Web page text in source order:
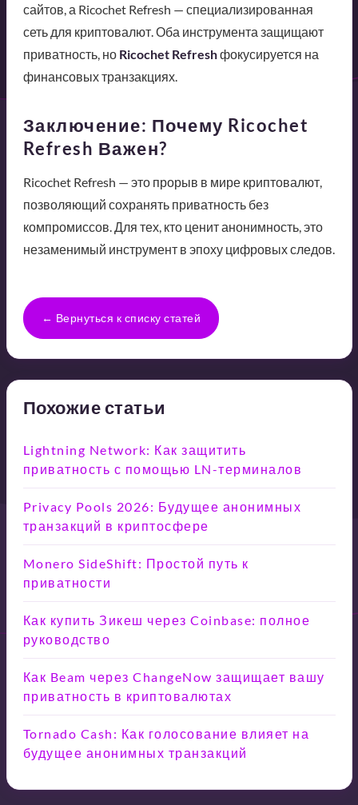
сайтов, а Ricochet Refresh — специализированная
сеть для криптовалют. Оба инструмента защищают
приватность, но Ricochet Refreshфокусируется на
финансовых транзакциях.
Заключение: Почему Ricochet
Refresh Важен?
Ricochet Refresh — это прорыв в мире криптовалют,
позволяющий сохранять приватность без
компромиссов. Для тех, кто ценит анонимность, это
незаменимый инструмент в эпоху цифровых следов.
← Вернуться к списку статей
Похожие статьи
Lightning Network: Как защитить
приватность с помощью LN-терминалов
Privacy Pools 2026: Будущее анонимных
транзакций в криптосфере
Monero SideShift: Простой путь к
приватности
Как купить Зикеш через Coinbase: полное
руководство
Как Beam через ChangeNow защищает вашу
приватность в криптовалютах
Tornado Cash: Как голосование влияет на
будущее анонимных транзакций